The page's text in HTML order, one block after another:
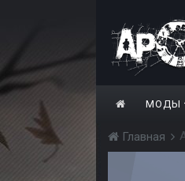
МОДЫ
Главная